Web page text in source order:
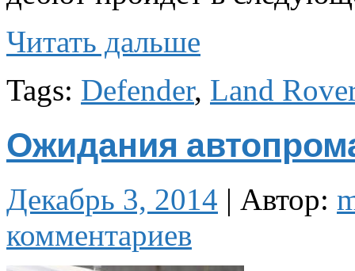
Читать дальше
Tags: Defender, Land
Ожидания
Декабрь 3, 2014 | Автор:
комментариев